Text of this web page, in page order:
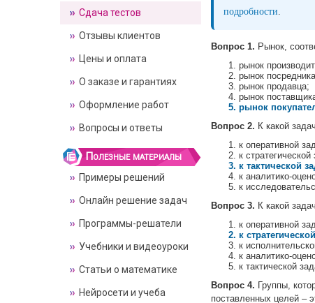
подробности.
Вопрос 1. Рынок,
рынок
рынок
рынок продавца;
рынок
рынок
Вопрос 2. К какой
к оперативной
к стратегической
к тактической
к аналитико-
к
Вопрос 3. К какой
к оперативной
к
к
к аналитико-
к тактической
Вопрос 4. Группы,
поставленных целей –
Сдача тестов
Отзывы клиентов
Цены и оплата
О заказе и гарантиях
Оформление работ
Вопросы и ответы
Полезные материалы
Примеры решений
Онлайн решение задач
Программы-решатели
Учебники и видеоуроки
Статьи о математике
Нейросети и учеба